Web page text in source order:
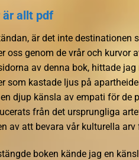
är allt pdf
är det inte destinationen
oss genom de vrår och kurvor
av denna bok, hittade
som kastade ljus på
djup känsla av empati för de
från det ursprungliga
av att bevara vår kulturella
boken kände jag en